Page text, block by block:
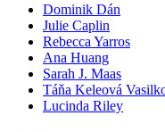
Dominik Dán
Julie Caplin
Rebecca Yarros
Ana Huang
Sarah J. Maas
Táňa Keleová
Lucinda Riley